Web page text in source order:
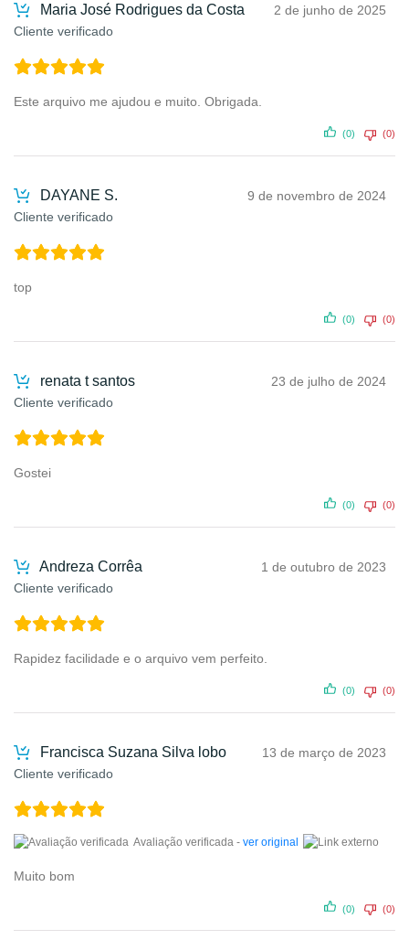
Maria José Rodrigues da Costa
Cliente verificado
2 de junho de 2025
Este arquivo me ajudou e muito. Obrigada.
(0) (0)
DAYANE S.
Cliente verificado
9 de novembro de 2024
top
(0) (0)
renata t santos
Cliente verificado
23 de julho de 2024
Gostei
(0) (0)
Andreza Corrêa
Cliente verificado
1 de outubro de 2023
Rapidez facilidade e o arquivo vem perfeito.
(0) (0)
Francisca Suzana Silva lobo
Cliente verificado
13 de março de 2023
Avaliação verificada - ver original
Muito bom
(0) (0)